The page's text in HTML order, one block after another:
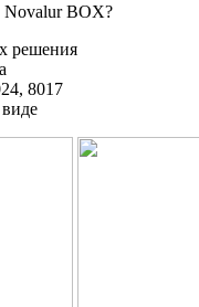
Novalur BOX?
решения
8017